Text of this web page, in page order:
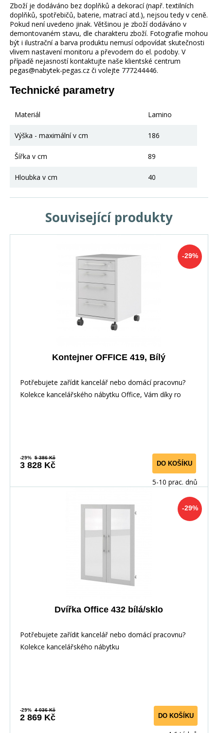
Zboží je dodáváno bez doplňků a dekorací (např. textilních
doplňků, spotřebičů, baterie, matrací atd.), nejsou tedy v ceně.
Pokud není uvedeno jinak. Většinou je zboží dodáváno v
demontovaném stavu, dle charakteru zboží. Fotografie mohou
být i ilustrační a barva produktu nemusí odpovídat skutečnosti
vlivem nastavení monitoru a převodem do el. podoby. V
případě nejasností kontaktujte naše klientské centrum
pegas@nabytek-pegas.cz či volejte 777244446.
Technické parametry
Materiál Lamino
Výška - maximální v cm 186
Šířka v cm 89
Hloubka v cm 40
Související produkty
-29%
Kontejner OFFICE 419, Bílý
Potřebujete zařídit kancelář nebo domácí pracovnu?
Kolekce kancelářského nábytku Office, Vám díky ro
-29% 5 386 Kč
3 828 Kč DO KOŠÍKU
5-10 prac. dnů
-29%
Dvířka Office 432 bílá/sklo
Potřebujete zařídit kancelář nebo domácí pracovnu?
Kolekce kancelářského nábytku
-29% 4 036 Kč
2 869 Kč DO KOŠÍKU